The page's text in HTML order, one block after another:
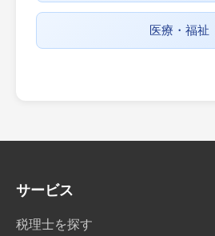
医療・福祉
サービス
税理士を探す